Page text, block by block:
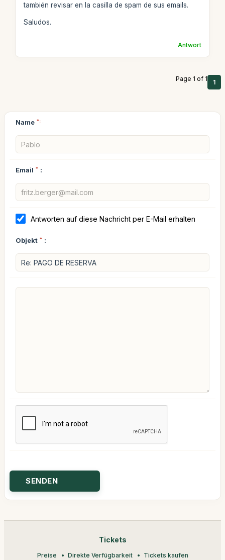
también revisar en la casilla de spam de sus emails.
Saludos.
Antwort
Page 1 of 1 1
Name *:
Email * :
Antworten auf diese Nachricht per E-Mail erhalten
Objekt * :
Tickets
Preise Direkte Verfügbarkeit Tickets kaufen